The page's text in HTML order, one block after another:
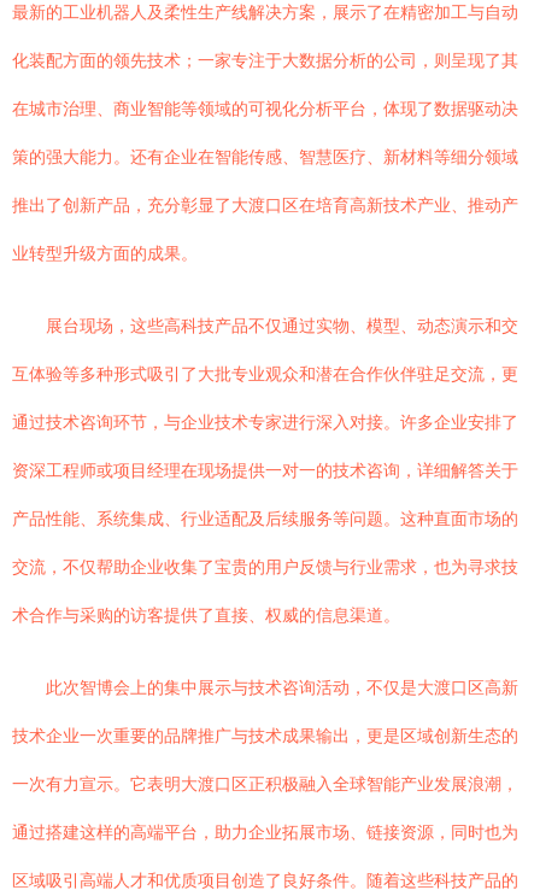
最新的工业机器人及柔性生产线解决方案，展示了在精密加工与自动
化装配方面的领先技术；一家专注于大数据分析的公司，则呈现了其
在城市治理、商业智能等领域的可视化分析平台，体现了数据驱动决
策的强大能力。还有企业在智能传感、智慧医疗、新材料等细分领域
推出了创新产品，充分彰显了大渡口区在培育高新技术产业、推动产
业转型升级方面的成果。
展台现场，这些高科技产品不仅通过实物、模型、动态演示和交
互体验等多种形式吸引了大批专业观众和潜在合作伙伴驻足交流，更
通过技术咨询环节，与企业技术专家进行深入对接。许多企业安排了
资深工程师或项目经理在现场提供一对一的技术咨询，详细解答关于
产品性能、系统集成、行业适配及后续服务等问题。这种直面市场的
交流，不仅帮助企业收集了宝贵的用户反馈与行业需求，也为寻求技
术合作与采购的访客提供了直接、权威的信息渠道。
此次智博会上的集中展示与技术咨询活动，不仅是大渡口区高新
技术企业一次重要的品牌推广与技术成果输出，更是区域创新生态的
一次有力宣示。它表明大渡口区正积极融入全球智能产业发展浪潮，
通过搭建这样的高端平台，助力企业拓展市场、链接资源，同时也为
区域吸引高端人才和优质项目创造了良好条件。随着这些科技产品的